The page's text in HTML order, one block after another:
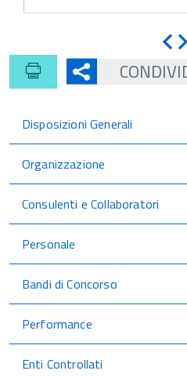
Disposizioni Generali
Organizzazione
Consulenti e Collaboratori
Personale
Bandi di Concorso
Performance
Enti Controllati